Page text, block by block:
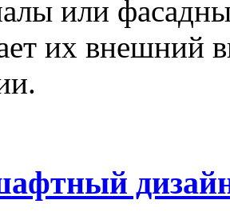
или
их внешний